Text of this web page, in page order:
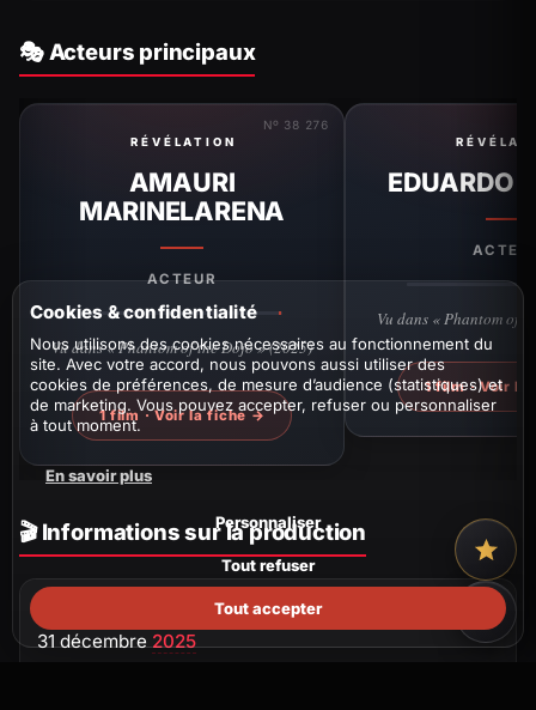
🎭 Acteurs principaux
Nº 38 276
RÉVÉLATION
AMAURI
MARINELARENA
ACTEUR
Vu dans « Phantom of the Dojo » (2025)
1 film · Voir la fiche →
EDUARDO
Vu dans « Phantom of
1 film · Voir
🎬 Informations sur la production
31 décembre 2025
Cookies & confidentialité
Nous utilisons des cookies nécessaires au fonctionnement du
site. Avec votre accord, nous pouvons aussi utiliser des
cookies de préférences, de mesure d’audience (statistiques) et
de marketing. Vous pouvez accepter, refuser ou personnaliser
à tout moment.
En savoir plus
Personnaliser
Tout refuser
Tout accepter